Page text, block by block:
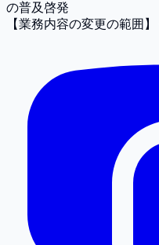
の普及啓発
【業務内容の変更の範囲】